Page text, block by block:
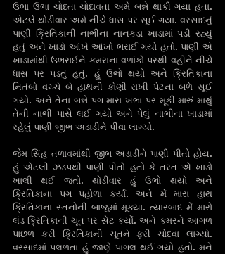
ઉભા ઉભા ચોદતા ચોદાવતા અમે બન્ને થાકી ગયા હતા.
એટલે થોડીવાર અમે નીચે ધાસ પર સૂઈ ગયા. વરસાદનું
પાણી ક્રિતિકાની નાભીના નાનકડા ખાડામાં પડી રહ્યું
હતું અને ખાડો આંખે આંખો ભરાઈ ગયો હતો. પાણી એ
ખાડામાંથી ઉભરાઈને કમરાના વળાંકો‌ પરથી‌ વહીને નીચે
ધાસ પર પડતું હતું. હું ઉભો થયો અને ક્રિતિકાના
નિતંબો વચ્ચે બે હાથની કોણી રાખી પેટના બળે સૂઈ
ગયો. અને તેના બન્ને પગ મારા ખભા પર મૂકી મારું માથું
તેની નાભી પાસે લઈ ગયો અને પેલું નાભીના ખાડામાં
રહેલું પાણી જીભ અડાડીને પીવા લાગ્યો.
જેમ સિંહ તળાવમાંથી જીભ અડાડીને પાણી પીતો હોય.
હું એટલી ઝડપથી પાણી પીતો હતો કે તરત એ ખાડો
ખાલી થઈ જતો. થોડીવાર હું ઉભો થયો અને
ક્રિતિકાના પગ પહોળા કર્યા. અને મેં મારા હાથ
ક્રિતિકાના સ્તનોની બાજુમાં મૂક્યા. ત્યારબાદ મેં મારો
લંડ ક્રિતિકાની ચૂત પર સેટ કર્યો. અને કમરને આગળ
પાછળ કરી ક્રિતિકાની ચૂતને ફરી ચોદવા લાગ્યો.
વરસાદમાં પલળતા હું જાણે પાગલ થઈ ગયો હતો. મને